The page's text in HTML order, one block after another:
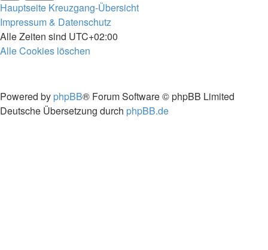
Hauptseite Kreuzgang-Übersicht
Impressum & Datenschutz
Alle Zeiten sind UTC+02:00
Alle Cookies löschen
Powered by phpBB® Forum Software © phpBB Limited
Deutsche Übersetzung durch phpBB.de